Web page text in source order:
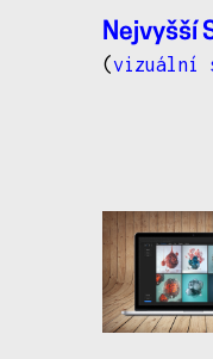
Nejvyšší
(vizuální